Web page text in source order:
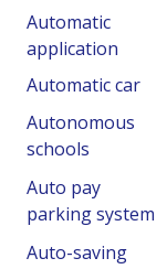
Automatic
application
Automatic car
Autonomous
schools
Auto pay
parking system
Auto-saving